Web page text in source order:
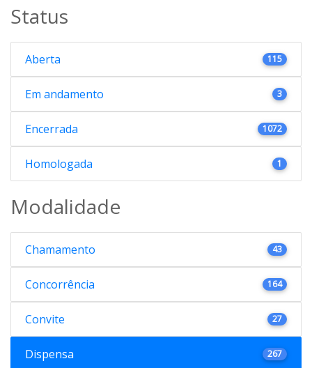
Status
Aberta 115
Em andamento 3
Encerrada 1072
Homologada 1
Modalidade
Chamamento 43
Concorrência 164
Convite 27
Dispensa 267